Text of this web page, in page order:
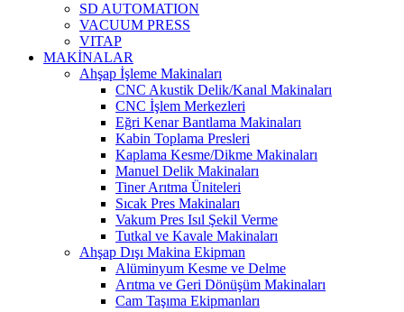
SD AUTOMATION
VACUUM PRESS
VITAP
MAKİNALAR
Ahşap İşleme Makinaları
CNC Akustik Delik/Kanal Makinaları
CNC İşlem Merkezleri
Eğri Kenar Bantlama Makinaları
Kabin Toplama Presleri
Kaplama Kesme/Dikme Makinaları
Manuel Delik Makinaları
Tiner Arıtma Üniteleri
Sıcak Pres Makinaları
Vakum Pres Isıl Şekil Verme
Tutkal ve Kavale Makinaları
Ahşap Dışı Makina Ekipman
Alüminyum Kesme ve Delme
Arıtma ve Geri Dönüşüm Makinaları
Cam Taşıma Ekipmanları